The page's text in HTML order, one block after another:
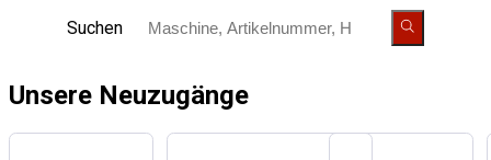
Suchen
Unsere Neuzugänge